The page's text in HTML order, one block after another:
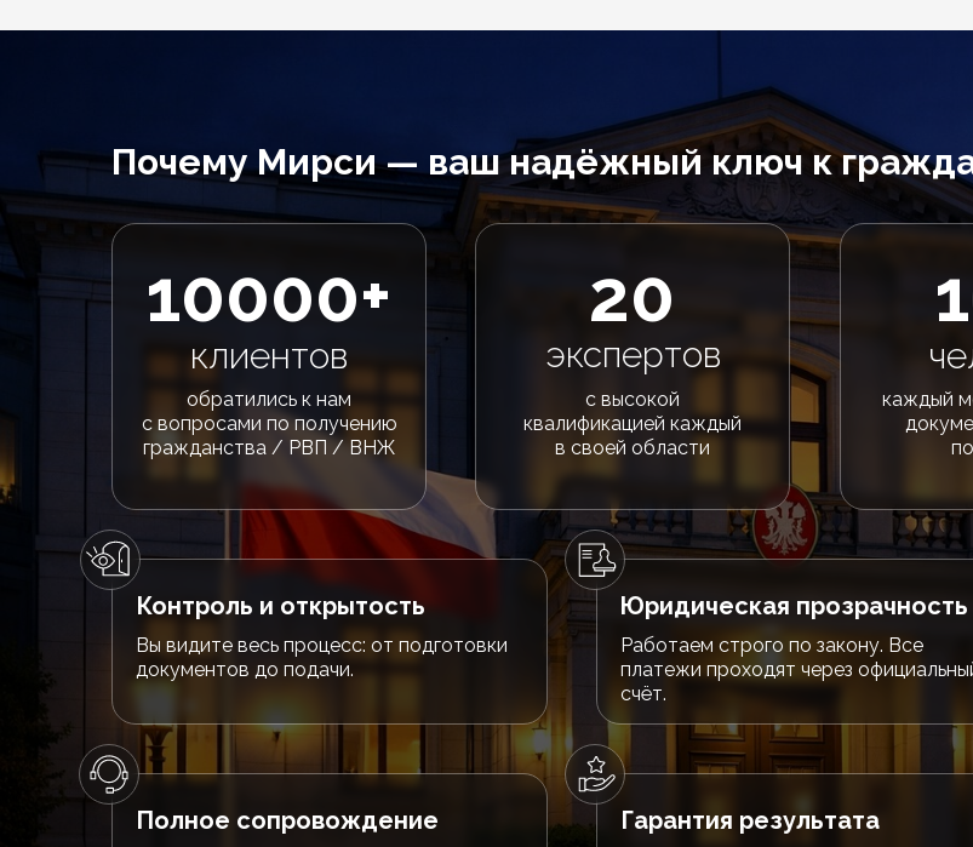
10000+
обратились к нам
с вопросами по получению
гражданства / РВП / ВНЖ
клиентов
Почему Мирси — ваш надёжный ключ к
экспертов
с высокой
квалификацией каждый
в своей области
20
каждый
Вы видите весь процесс: от подготовки
документов до подачи.
Контроль и открытость
Работаем строго по закону. Все
платежи проходят через
счёт.
Юридическая прозрачность
Полное сопровождение Гарантия результата